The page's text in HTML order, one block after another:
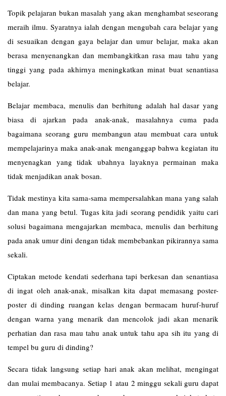
Topik pelajaran bukan masalah yang akan menghambat seseorang
meraih ilmu. Syaratnya ialah dengan mengubah cara belajar yang
di sesuaikan dengan gaya belajar dan umur belajar, maka akan
berasa menyenangkan dan membangkitkan rasa mau tahu yang
tinggi yang pada akhirnya meningkatkan minat buat senantiasa
belajar.
Belajar membaca, menulis dan berhitung adalah hal dasar yang
biasa di ajarkan pada anak-anak, masalahnya cuma pada
bagaimana seorang guru membangun atau membuat cara untuk
mempelajarinya maka anak-anak menganggap bahwa kegiatan itu
menyenagkan yang tidak ubahnya layaknya permainan maka
tidak menjadikan anak bosan.
Tidak mestinya kita sama-sama mempersalahkan mana yang salah
dan mana yang betul. Tugas kita jadi seorang pendidik yaitu cari
solusi bagaimana mengajarkan membaca, menulis dan berhitung
pada anak umur dini dengan tidak membebankan pikirannya sama
sekali.
Ciptakan metode kendati sederhana tapi berkesan dan senantiasa
di ingat oleh anak-anak, misalkan kita dapat memasang poster-
poster di dinding ruangan kelas dengan bermacam huruf-huruf
dengan warna yang menarik dan mencolok jadi akan menarik
perhatian dan rasa mau tahu anak untuk tahu apa sih itu yang di
tempel bu guru di dinding?
Secara tidak langsung setiap hari anak akan melihat, mengingat
dan mulai membacanya. Setiap 1 atau 2 minggu sekali guru dapat